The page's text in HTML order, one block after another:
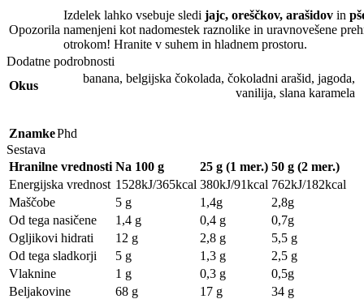
Opozorila
Izdelek lahko vsebuje sledi jajc, oreščkov, arašidov in
namenjeni kot nadomestek raznolike in uravnovešene
otrokom! Hranite v suhem in hladnem prostoru.
Dodatne podrobnosti
Okus
banana, belgijska čokolada, čokoladni arašid, jagoda,
vanilija, slana karamela
ZnamkePhd
Sestava
Hranilne vrednosti Na 100 g 25 g (1 mer.) 50 g (2 mer.)
Energijska vrednost 1528kJ/365kcal 380kJ/91kcal 762kJ/182kcal
Maščobe
5 g 1,4g
2,8g
Od tega nasičene
1,4 g 0,4 g
0,7g
Ogljikovi hidrati
12 g 2,8 g
5,5 g
Od tega sladkorji
5 g 1,3 g
2,5 g
Vlaknine
1 g 0,3 g
0,5g
Beljakovine
68 g 17 g
34 g